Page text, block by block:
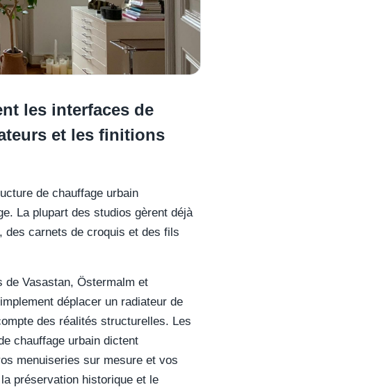
les interfaces de
et les finitions
de chauffage urbain
La plupart des studios gèrent déjà
des carnets de croquis et des fils
de Vasastan, Östermalm et
déplacer un radiateur de
des réalités structurelles. Les
chauffage urbain dictent
menuiseries sur mesure et vos
préservation historique et le